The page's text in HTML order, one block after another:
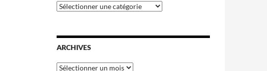
Catégories
ARCHIVES
Archives